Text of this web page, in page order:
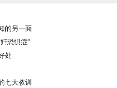
的另一面
恐惧症”
处
七大教训